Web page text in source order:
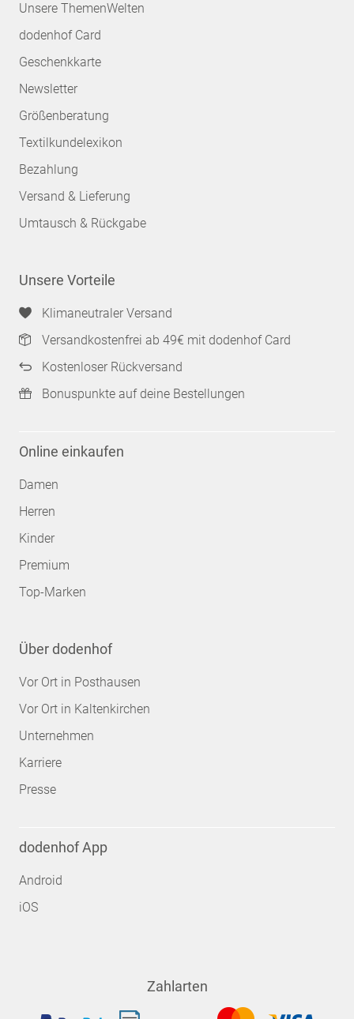
Unsere ThemenWelten
dodenhof Card
Geschenkkarte
Newsletter
Größenberatung
Textilkundelexikon
Bezahlung
Versand & Lieferung
Umtausch & Rückgabe
Unsere Vorteile
Klimaneutraler Versand
Versandkostenfrei ab 49€ mit dodenhof Card
Kostenloser Rückversand
Bonuspunkte auf deine Bestellungen
Online einkaufen
Damen
Herren
Kinder
Premium
Top-Marken
Über dodenhof
Vor Ort in Posthausen
Vor Ort in Kaltenkirchen
Unternehmen
Karriere
Presse
dodenhof App
Android
iOS
Zahlarten